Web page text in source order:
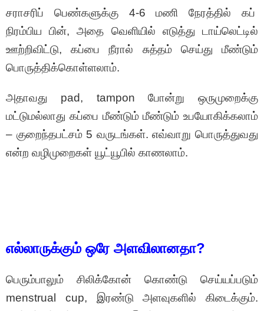
சராசரிப் பெண்களுக்கு 4-6 மணி நேரத்தில் கப்
நிரம்பிய பின், அதை வெளியில் எடுத்து டாய்லெட்டில்
ஊற்றிவிட்டு, கப்பை நீரால் சுத்தம் செய்து மீண்டும்
பொருத்திக்கொள்ளலாம்.
அதாவது pad, tampon போன்று ஒருமுறைக்கு
மட்டுமல்லாது கப்பை மீண்டும் மீண்டும் உபயோகிக்கலாம்
– குறைந்தபட்சம் 5 வருடங்கள். எவ்வாறு பொருத்துவது
என்ற வழிமுறைகள் யூட்யூபில் காணலாம்.
எல்லாருக்கும் ஒரே அளவிலானதா?
பெரும்பாலும் சிலிக்கோன் கொண்டு செய்யப்படும்
menstrual cup, இரண்டு அளவுகளில் கிடைக்கும்.